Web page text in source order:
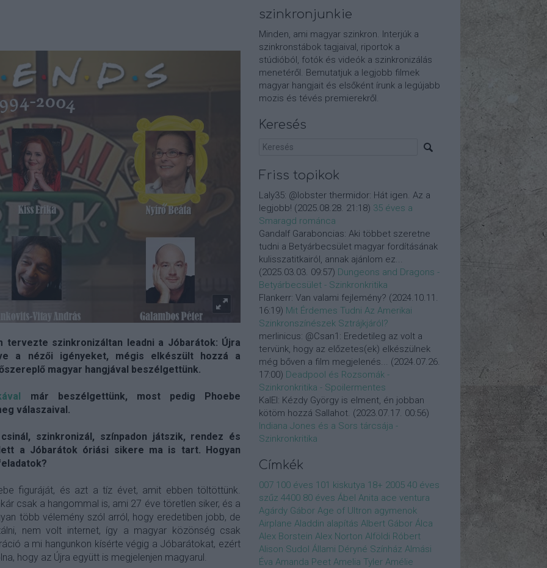
tervezte szinkronizáltan leadni a Jóbarátok: Újra
a nézői igényeket, mégis elkészült hozzá a
magyar hangjával beszélgettünk.
már beszélgettünk, most pedig Phoebe
válaszaival.
szinkronizál, színpadon játszik, rendez és
a Jóbarátok óriási sikere ma is tart. Hogyan
figuráját, és azt a tíz évet, amit ebben töltöttünk.
csak a hangommal is, ami 27 éve töretlen siker, és a
több vélemény szól arról, hogy eredetiben jobb, de
nem volt internet, így a magyar közönség csak
a mi hangunkon kísérte végig a Jóbarátokat, ezért
hogy az Újra együtt is megjelenjen magyarul.
szinkronjunkie
Minden, ami magyar szinkron. Interjúk a
szinkronstábok tagjaival, riportok a
stúdióból, fotók és videók a szinkronizálás
menetéről. Bemutatjuk a legjobb filmek
magyar hangjait és elsőként írunk a legújabb
mozis és tévés premierekről.
Keresés
Friss topikok
Laly35: @lobster thermidor: Hát igen. Az a
legjobb! (2025.08.28. 21:18) 35 éves a
Smaragd románca
Gandalf Garaboncias: Aki többet szeretne
tudni a Betyárbecsület magyar fordításának
kulisszatitkairól, annak ajánlom ez...
(2025.03.03. 09:57) Dungeons and Dragons -
Betyárbecsület - Szinkronkritika
Flankerr: Van valami fejlemény? (2024.10.11.
16:19) Mit Érdemes Tudni Az Amerikai
Szinkronszínészek Sztrájkjáról?
merlinicus: @Csan1: Eredetileg az volt a
tervünk, hogy az előzetes(ek) elkészülnek
még bőven a film megjelenés... (2024.07.26.
17:00) Deadpool és Rozsomák -
Szinkronkritika - Spoilermentes
KalEl: Kézdy György is elment, én jobban
kötöm hozzá Sallahot. (2023.07.17. 00:56)
Indiana Jones és a Sors tárcsája -
Szinkronkritika
Címkék
007 100 éves 101 kiskutya 18+ 2005 40 éves
szűz 4400 80 éves Ábel Anita ace ventura
Agárdy Gábor Age of Ultron agymenok
Airplane Aladdin alapítás Albert Gábor Álca
Alex Borstein Alex Norton Alföldi Róbert
Alison Sudol Állami Déryné Színház Almási
Éva Amanda Peet Amelia Tyler Amélie